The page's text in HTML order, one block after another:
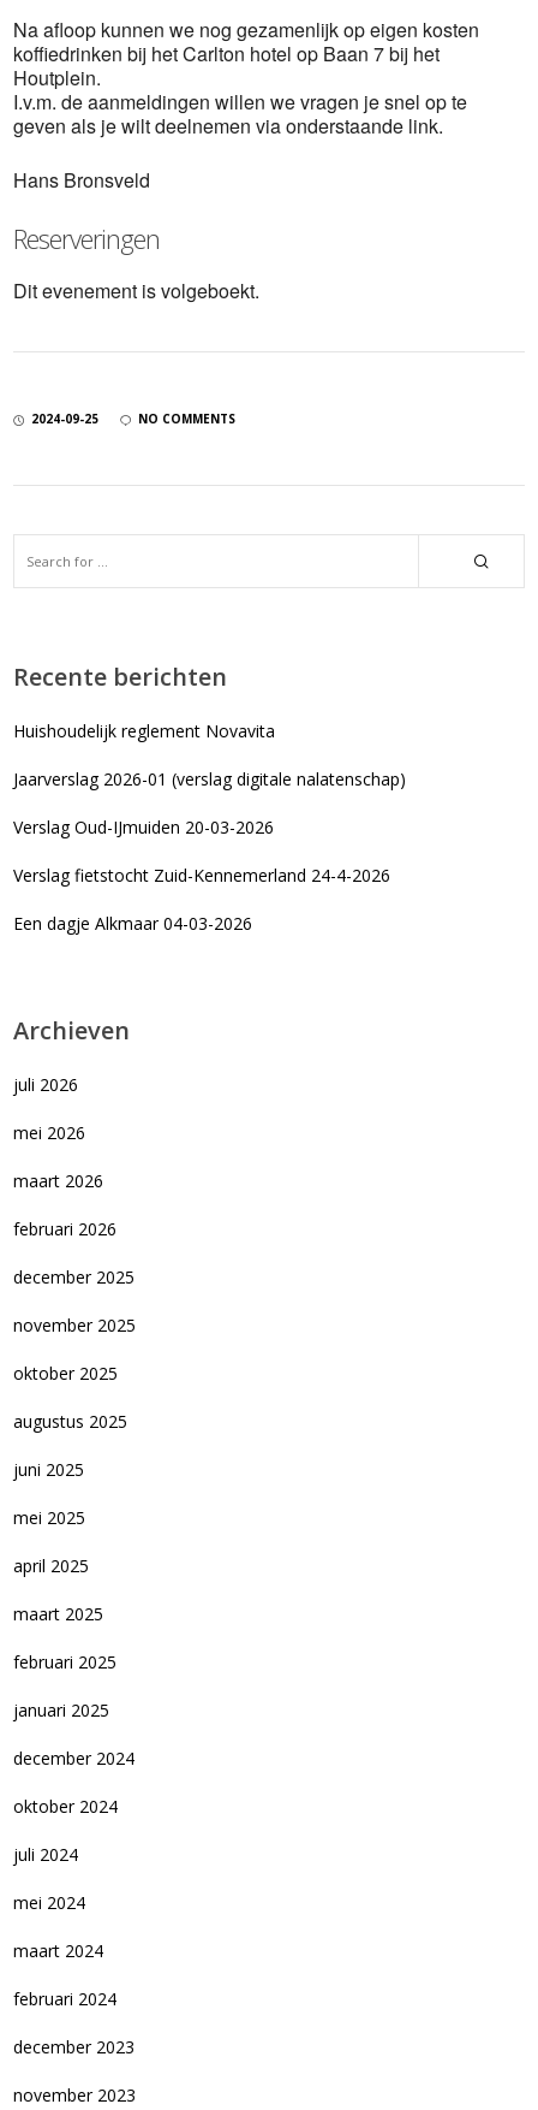
Na afloop kunnen we nog gezamenlijk op eigen kosten
koffiedrinken bij het Carlton hotel op Baan 7 bij het
Houtplein.
I.v.m. de aanmeldingen willen we vragen je snel op te
geven als je wilt deelnemen via onderstaande link.
Hans Bronsveld
Reserveringen
Dit evenement is volgeboekt.
2024-09-25 NO COMMENTS
Recente berichten
Huishoudelijk reglement Novavita
Jaarverslag 2026-01 (verslag digitale nalatenschap)
Verslag Oud-IJmuiden 20-03-2026
Verslag fietstocht Zuid-Kennemerland 24-4-2026
Een dagje Alkmaar 04-03-2026
Archieven
juli 2026
mei 2026
maart 2026
februari 2026
december 2025
november 2025
oktober 2025
augustus 2025
juni 2025
mei 2025
april 2025
maart 2025
februari 2025
januari 2025
december 2024
oktober 2024
juli 2024
mei 2024
maart 2024
februari 2024
december 2023
november 2023